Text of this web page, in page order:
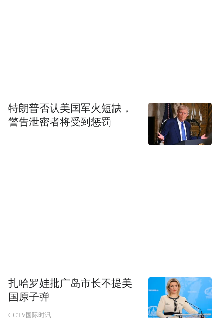
特朗普否认美国军火短缺，
警告泄密者将受到惩罚
扎哈罗娃批广岛市长不提美
国原子弹
CCTV国际时讯